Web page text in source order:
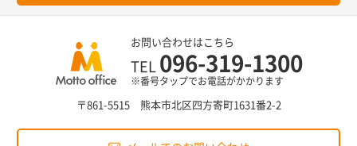
お問い合わせはこちら
TEL 096-319-1300
※番号タップでお電話がかかります
〒861-5515 熊本市北区四方寄町1631番2-2